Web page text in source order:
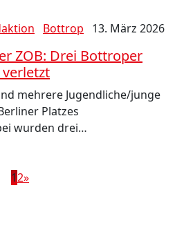
Bottrop 13. März 2026
ZOB: Drei Bottroper
mehrere Jugendliche/junge
Platzes
wurden drei…
12»